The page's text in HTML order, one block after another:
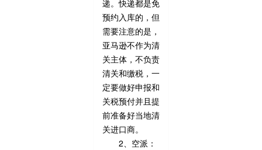
递。快递都是免
预约入库的，但
需要注意的是，
亚马逊不作为清
关主体，不负责
清关和缴税，一
定要做好申报和
关税预付并且提
前准备好当地清
关进口商。
2、空派：